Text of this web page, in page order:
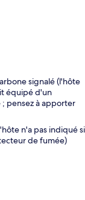
signalé (l'hôte
équipé d'un
pensez à apporter
n'a pas indiqué si
de fumée)